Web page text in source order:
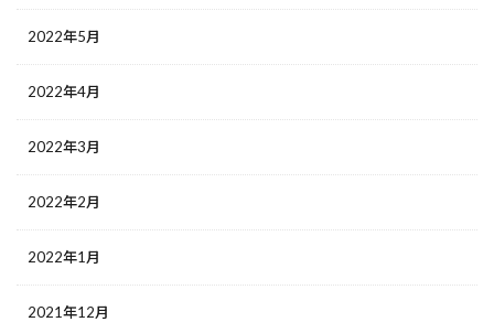
2022年5月
2022年4月
2022年3月
2022年2月
2022年1月
2021年12月